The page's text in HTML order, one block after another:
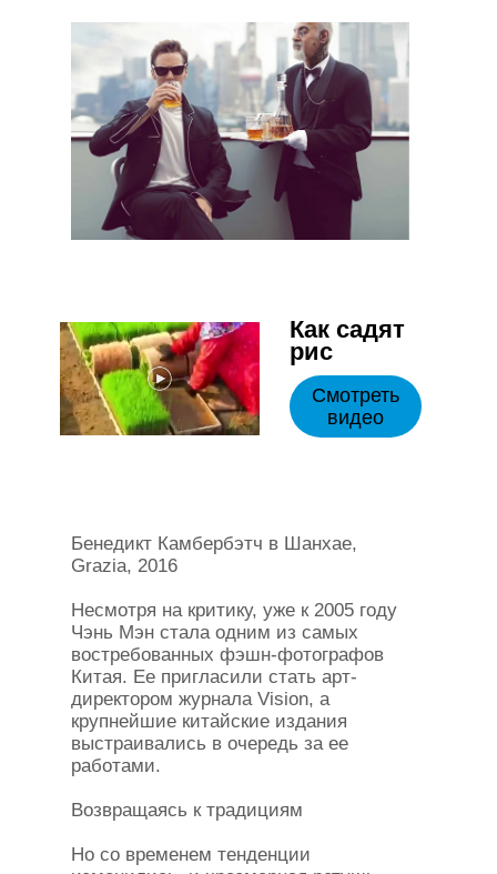
Как садят
рис
Смотреть
видео
Бенедикт Камбербэтч в Шанхае,
Grazia, 2016
Несмотря на критику, уже к 2005 году
Чэнь Мэн стала одним из самых
востребованных фэшн-фотографов
Китая. Ее пригласили стать арт-
директором журнала Vision, а
крупнейшие китайские издания
выстраивались в очередь за ее
работами.
Возвращаясь к традициям
Но со временем тенденции